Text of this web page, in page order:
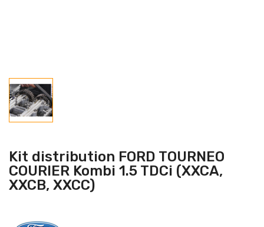
Kit distribution FORD TOURNEO
COURIER Kombi 1.5 TDCi (XXCA,
XXCB, XXCC)